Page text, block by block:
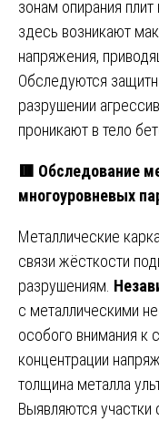
зонам опирания
здесь возникают
напряжения,
Обследуются
разрушении
проникают в тело
🟥 Обследование
многоуровневых
Металлические
связи жёсткости
разрушениям.
с металлическими
особого внимания к
концентрации
толщина металла
Выявляются участки